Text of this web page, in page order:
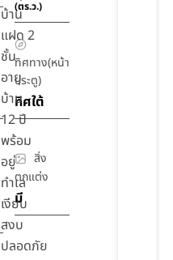
(ตร.ว.)
ทิศทาง(หน้า
ประตู)
ทิศใต้
สิ่ง
ตกแต่ง
มี
บ้าน
แฝด 2
ชั้น
อายุ
บ้าน
12 ปี
พร้อม
อยู่
ทำเล
เงียบ
สงบ
ปลอดภัย